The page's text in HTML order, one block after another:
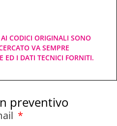
CODICI ORIGINALI SONO
VA SEMPRE
ED I DATI TECNICI FORNITI.
preventivo